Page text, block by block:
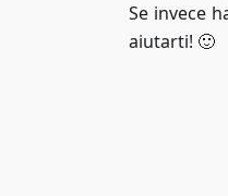
Se invece
aiutarti! 🙂